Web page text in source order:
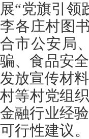
展“党旗引领
李各庄村图
合市公安局
骗、食品安
发放宣传材
村等村党组
金融行业经
可行性建议